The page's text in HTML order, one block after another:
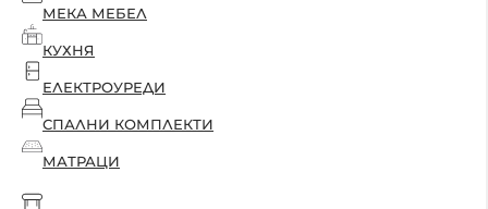
МЕКА МЕБЕЛ
КУХНЯ
ЕЛЕКТРОУРЕДИ
СПАЛНИ КОМПЛЕКТИ
МАТРАЦИ